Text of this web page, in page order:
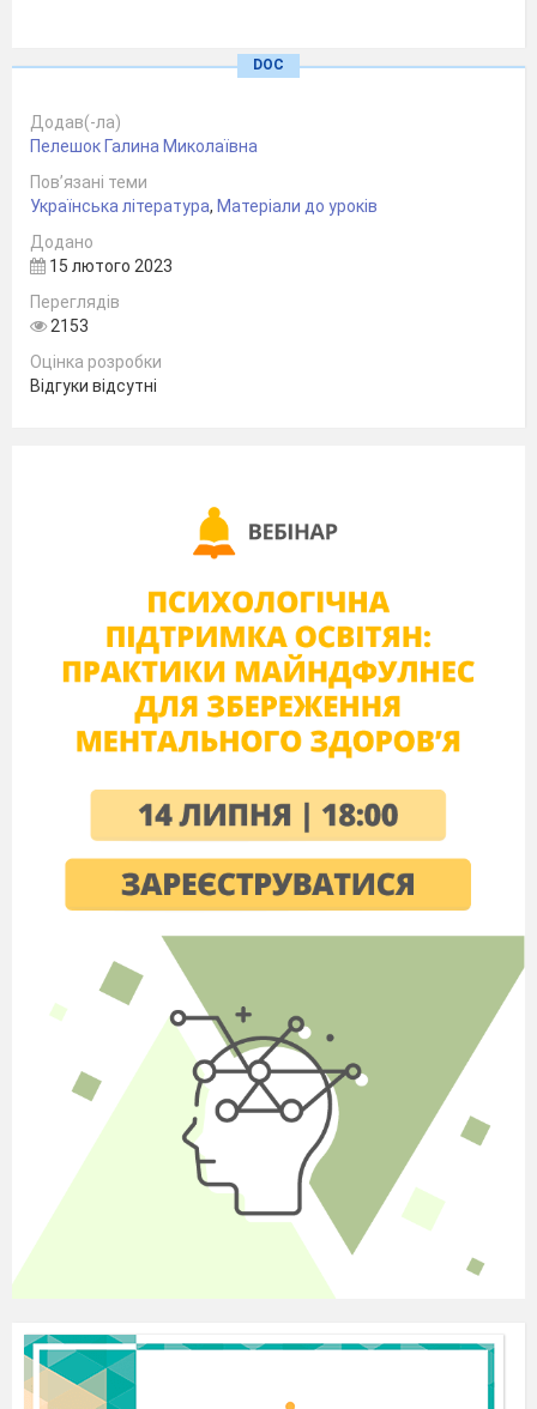
DOC
Додав(-ла)
Пелешок Галина Миколаївна
Пов’язані теми
Українська література, Матеріали до уроків
Додано
15 лютого 2023
Переглядів
2153
Оцінка розробки
Відгуки відсутні